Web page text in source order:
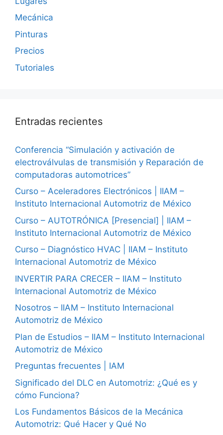
Mecánica
Pinturas
Precios
Tutoriales
Entradas recientes
Conferencia “Simulación y activación de
electroválvulas de transmisión y Reparación de
computadoras automotrices”
Curso – Aceleradores Electrónicos | IIAM –
Instituto Internacional Automotriz de México
Curso – AUTOTRÓNICA [Presencial] | IIAM –
Instituto Internacional Automotriz de México
Curso – Diagnóstico HVAC | IIAM – Instituto
Internacional Automotriz de México
INVERTIR PARA CRECER – IIAM – Instituto
Internacional Automotriz de México
Nosotros – IIAM – Instituto Internacional
Automotriz de México
Plan de Estudios – IIAM – Instituto Internacional
Automotriz de México
Preguntas frecuentes | IAM
Significado del DLC en Automotriz: ¿Qué es y
cómo Funciona?
Los Fundamentos Básicos de la Mecánica
Automotriz: Qué Hacer y Qué No